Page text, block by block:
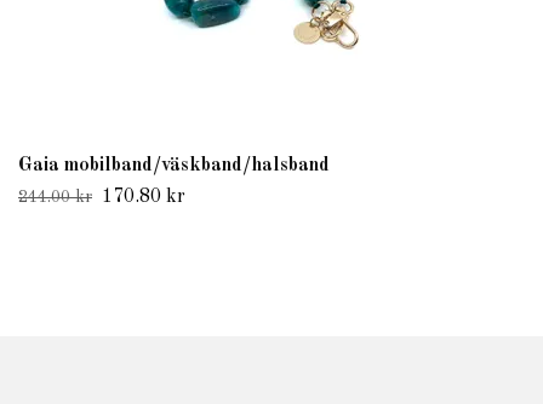
Gaia mobilband/väskband/halsband
244.00 kr 170.80 kr